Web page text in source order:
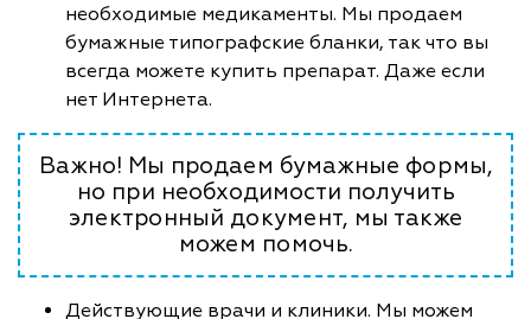
необходимые медикаменты. Мы продаем
бумажные типографские бланки, так что вы
всегда можете купить препарат. Даже если
нет Интернета.
Важно! Мы продаем бумажные формы,
но при необходимости получить
электронный документ, мы также
можем помочь.
Действующие врачи и клиники. Мы можем